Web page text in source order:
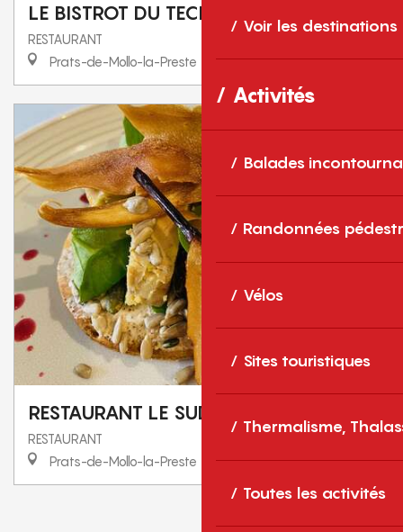
Voir les destinations
Activités
Balades
Randonnées
Vélos
Sites touristiques
Thermalisme,
Toutes les activités
LE BISTROT DU TECH
RESTAURANT
Prats-de-Mollo-la-Preste
RESTAURANT LE SUD
RESTAURANT
Prats-de-Mollo-la-Preste